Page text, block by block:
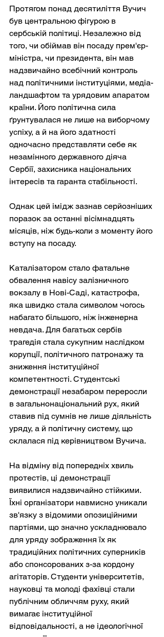
Протягом понад десятиліття Вучич
був центральною фігурою в
сербській політиці. Незалежно від
того, чи обіймав він посаду прем'єр-
міністра, чи президента, він мав
надзвичайно всебічний контроль
над політичними інституціями, медіа-
ландшафтом та урядовим апаратом
країни. Його політична сила
ґрунтувалася не лише на виборчому
успіху, а й на його здатності
одночасно представляти себе як
незамінного державного діяча
Сербії, захисника національних
інтересів та гаранта стабільності.
Однак цей імідж зазнав серйозніших
поразок за останні вісімнадцять
місяців, ніж будь-коли з моменту його
вступу на посаду.
Каталізатором стало фатальне
обвалення навісу залізничного
вокзалу в Нові-Саді, катастрофа,
яка швидко стала символом чогось
набагато більшого, ніж інженерна
невдача. Для багатьох сербів
трагедія стала сукупним наслідком
корупції, політичного патронажу та
зниження інституційної
компетентності. Студентські
демонстрації незабаром переросли
в загальнонаціональний рух, який
ставив під сумнів не лише діяльність
уряду, а й політичну систему, що
склалася під керівництвом Вучича.
На відміну від попередніх хвиль
протестів, ці демонстрації
виявилися надзвичайно стійкими.
Їхні організатори навмисно уникали
зв'язку з відомими опозиційними
партіями, що значно ускладнювало
для уряду зображення їх як
традиційних політичних суперників
або спонсорованих з-за кордону
агітаторів. Студенти університетів,
науковці та молоді фахівці стали
публічним обличчям руху, який
вимагає інституційної
відповідальності, а не ідеологічної